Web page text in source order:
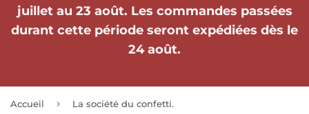
juillet au 23 août. Les commandes passées
durant cette période seront expédiées dès le
24 août.
Accueil › La société du confetti.